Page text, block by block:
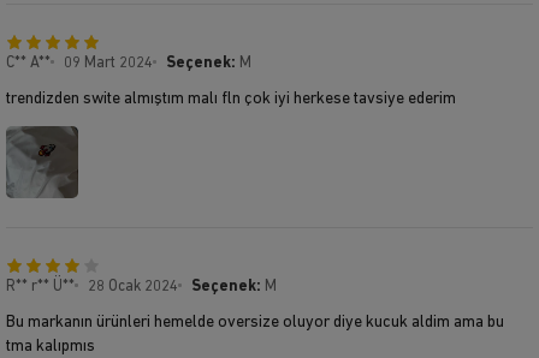
C** A** 09 Mart 2024 Seçenek: M
trendizden swite almıştım malı fln çok iyi herkese tavsiye ederim
R** r** Ü** 28 Ocak 2024 Seçenek: M
Bu markanın ürünleri hemelde oversize oluyor diye kucuk aldim ama bu
tma kalıpmıs